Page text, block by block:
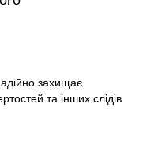
захищає
та інших слідів